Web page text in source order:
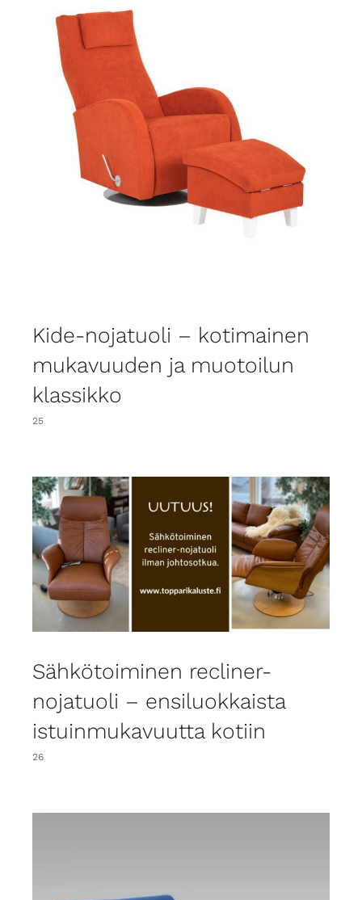
Kide-nojatuoli – kotimainen
mukavuuden ja muotoilun
klassikko
25
Sähkötoiminen recliner-
nojatuoli – ensiluokkaista
istuinmukavuutta kotiin
26